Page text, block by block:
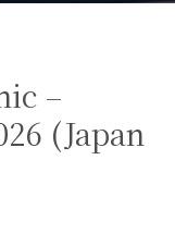
–
(Japan